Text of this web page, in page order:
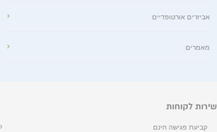
אביזרים אורטופדיים
מאמרים
שירות לקוחות
קביעת פגישה חינם